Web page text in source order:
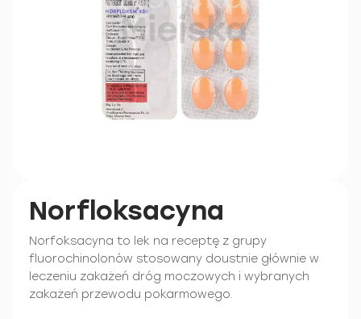
Norfloksacyna
Norfoksacyna to lek na receptę z grupy
fluorochinolonów stosowany doustnie głównie w
leczeniu zakażeń dróg moczowych i wybranych
zakażeń przewodu pokarmowego.